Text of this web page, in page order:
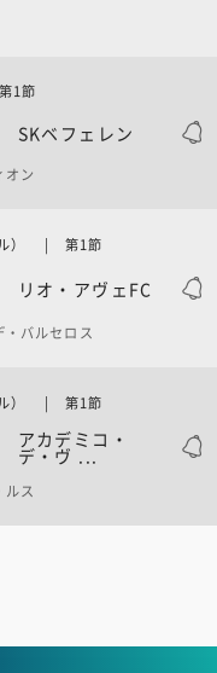
SKベフェレン
1節
オン
リオ・アヴェFC
ル） | 第1節
バルセロス
アカデミコ・
デ・ヴ ...
ル） | 第1節
ルス